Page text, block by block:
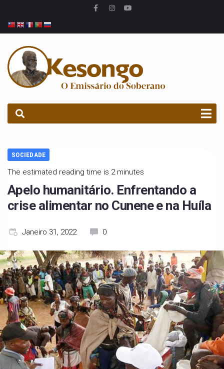
SOCIEDADE
The estimated reading time is 2 minutes
Apelo humanitário. Enfrentando a
crise alimentar no Cunene e na Huíla
Janeiro 31, 2022 0
PROCURAR